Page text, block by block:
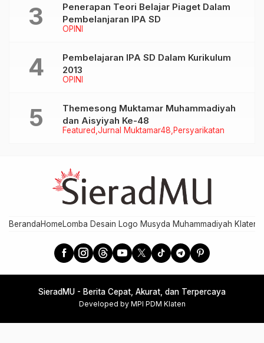
OPINI
Penerapan Teori Belajar Piaget Dalam
Pembelanjaran IPA SD
OPINI
Pembelajaran IPA SD Dalam Kurikulum
2013
Featured Jurnal Muktamar48 Persyarikatan
Themesong Muktamar Muhammadiyah
dan Aisyiyah Ke-48
BerandaHomeLomba Desain Logo Musyda Muhammadiyah Klaten
SieradMU - Berita Cepat, Akurat, dan Terpercaya
Developed by MPI PDM Klaten